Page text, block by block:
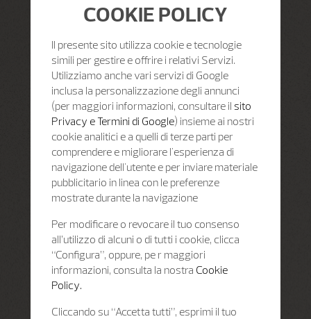
COOKIE POLICY
Il presente sito utilizza cookie e tecnologie
simili per gestire e offrire i relativi Servizi.
Utilizziamo anche vari servizi di Google
inclusa la personalizzazione degli annunci
(per maggiori informazioni, consultare il sito
Privacy e Termini di Google) insieme ai nostri
cookie analitici e a quelli di terze parti per
comprendere e migliorare l'esperienza di
navigazione dell'utente e per inviare materiale
pubblicitario in linea con le preferenze
mostrate durante la navigazione
Per modificare o revocare il tuo consenso
all’utilizzo di alcuni o di tutti i cookie, clicca
“Configura”, oppure, pe r maggiori
informazioni, consulta la nostra Cookie
Policy.
Cliccando su “Accetta tutti”, esprimi il tuo